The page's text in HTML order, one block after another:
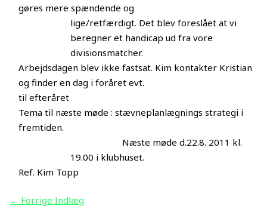
gøres mere spændende og
lige/retfærdigt. Det blev foreslået at vi
beregner et handicap ud fra vore
divisionsmatcher.
Arbejdsdagen blev ikke fastsat. Kim kontakter Kristian
og finder en dag i foråret evt.
til efteråret
Tema til næste møde : stævneplanlægnings strategi i
fremtiden.
Næste møde d.22.8. 2011 kl.
19.00 i klubhuset.
Ref. Kim Topp
← Forrige Indlæg